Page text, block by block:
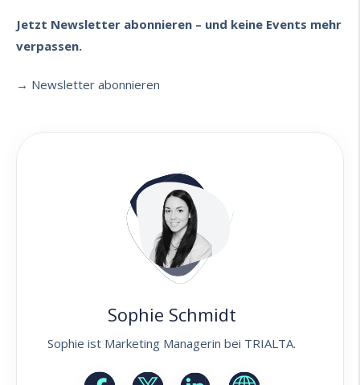
Jetzt Newsletter abonnieren – und keine Events mehr
verpassen.
→ Newsletter abonnieren
Sophie Schmidt
Sophie ist Marketing Managerin bei TRIALTA.